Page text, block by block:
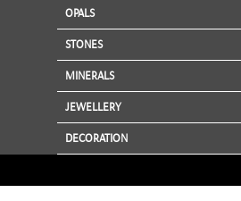
OPALS
STONES
MINERALS
JEWELLERY
DECORATION